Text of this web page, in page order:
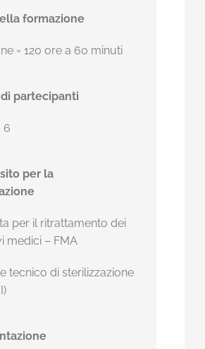
formazione
= 120 ore a 60 minuti
partecipanti
6
per la
per il ritrattamento dei
medici – FMA
tecnico di sterilizzazione